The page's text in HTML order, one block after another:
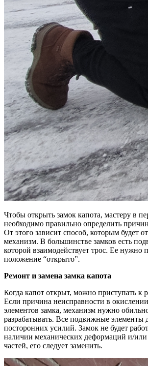
Чтобы открыть замок капота, мастеру в
необходимо правильно определить
От этого зависит способ, которым будет
механизм. В большинстве замков есть
которой взаимодействует трос. Ее нужно
положение “открыто”.
Ремонт и замена замка капота
Когда капот открыт, можно приступать к
Если причина неисправности в
элементов замка, механизм нужно
разрабатывать. Все подвижные элементы
посторонних усилий. Замок не будет
наличии механических деформаций и/
частей, его следует заменить.